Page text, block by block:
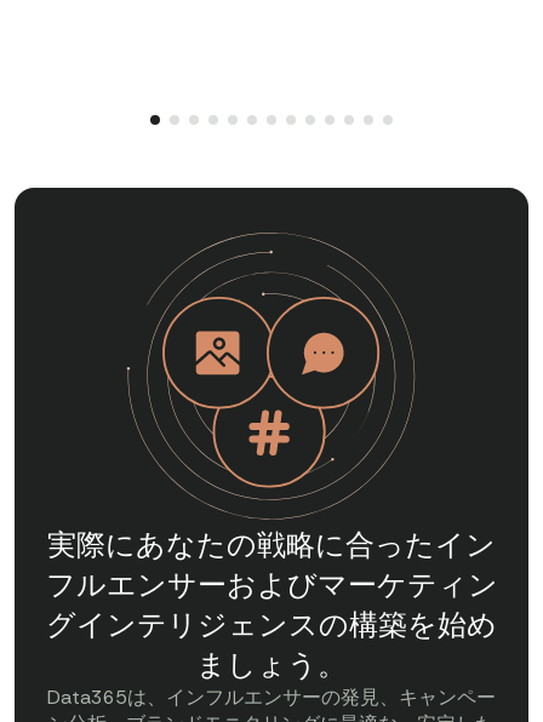
実際にあなたの戦略に合ったイン
フルエンサーおよびマーケティン
グインテリジェンスの構築を始め
ましょう。
Data365は、インフルエンサーの発見、キャンペー